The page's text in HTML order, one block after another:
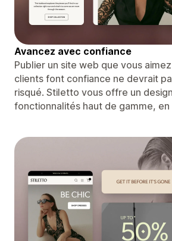
Avancez avec confiance
Publier un site web que vous
clients font confiance ne devrait
risqué. Stiletto vous offre un
fonctionnalités haut de gamme,